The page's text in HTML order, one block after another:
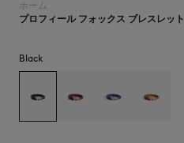
ホーム
プロフィール フォックス ブレスレット
Black